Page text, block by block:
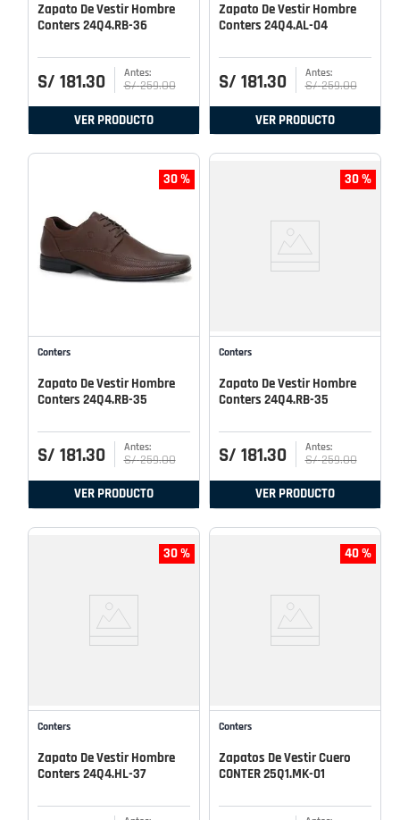
Zapato De Vestir Hombre
Conters 24Q4.RB-36
S/ 181.30 S/ 259.00
VER PRODUCTO
Zapato De Vestir Hombre
Conters 24Q4.AL-04
S/ 181.30 S/ 259.00
VER PRODUCTO
30 %
Conters
Zapato De Vestir Hombre
Conters 24Q4.RB-35
S/ 181.30 S/ 259.00
VER PRODUCTO
30 %
Conters
Zapato De Vestir Hombre
Conters 24Q4.RB-35
S/ 181.30 S/ 259.00
VER PRODUCTO
30 %
Conters
Zapato De Vestir Hombre
Conters 24Q4.HL-37
40 %
Conters
Zapatos De Vestir Cuero
CONTER 25Q1.MK-01